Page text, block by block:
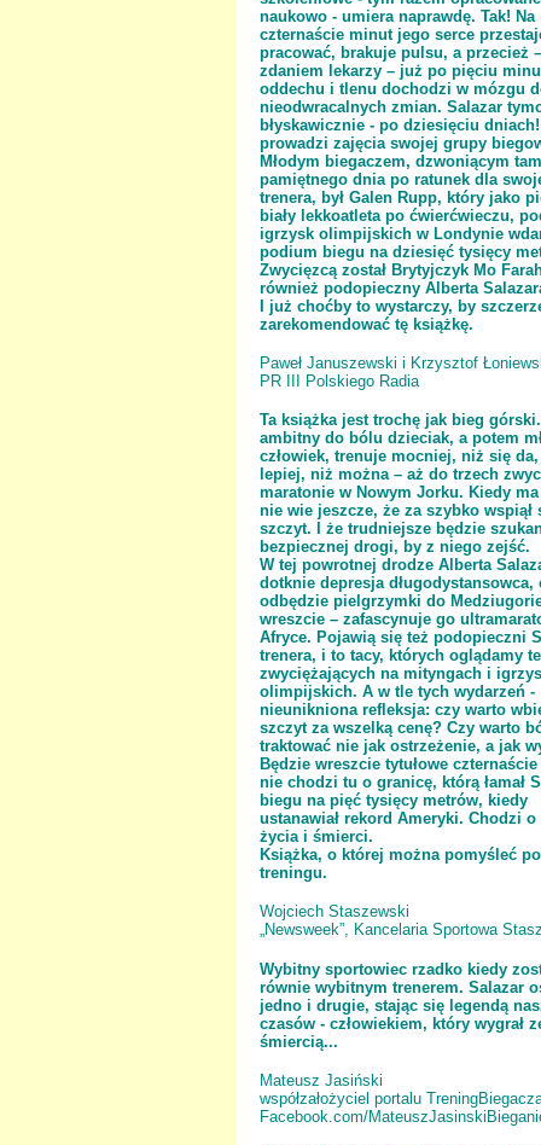
naukowo - umiera naprawdę. Tak! Na
czternaście minut jego serce
pracować, brakuje pulsu, a przecież –
zdaniem lekarzy – już po pięciu
oddechu i tlenu dochodzi w mózgu
nieodwracalnych zmian. Salazar
błyskawicznie - po dziesięciu
prowadzi zajęcia swojej grupy
Młodym biegaczem, dzwoniącym
pamiętnego dnia po ratunek dla
trenera, był Galen Rupp, który jako
biały lekkoatleta po ćwierćwieczu,
igrzysk olimpijskich w Londynie
podium biegu na dziesięć tysięcy
Zwycięzcą został Brytyjczyk Mo
również podopieczny Alberta
I już choćby to wystarczy, by
zarekomendować tę książkę.
Paweł Januszewski i Krzysztof
PR III Polskiego Radia
Ta książka jest trochę jak bieg
ambitny do bólu dzieciak, a potem
człowiek, trenuje mocniej, niż się
lepiej, niż można – aż do trzech
maratonie w Nowym Jorku. Kiedy
nie wie jeszcze, że za szybko wspiął
szczyt. I że trudniejsze będzie
bezpiecznej drogi, by z niego zejść.
W tej powrotnej drodze Alberta
dotknie depresja długodystansowca,
odbędzie pielgrzymki do
wreszcie – zafascynuje go
Afryce. Pojawią się też podopieczni
trenera, i to tacy, których oglądamy
zwyciężających na mityngach i
olimpijskich. A w tle tych wydarzeń -
nieunikniona refleksja: czy warto
szczyt za wszelką cenę? Czy warto
traktować nie jak ostrzeżenie, a jak
Będzie wreszcie tytułowe
nie chodzi tu o granicę, którą łamał
biegu na pięć tysięcy metrów, kiedy
ustanawiał rekord Ameryki. Chodzi o
życia i śmierci.
Książka, o której można pomyśleć
treningu.
Wojciech Staszewski
„Newsweek”, Kancelaria Sportowa
Wybitny sportowiec rzadko kiedy
równie wybitnym trenerem. Salazar
jedno i drugie, stając się legendą
czasów - człowiekiem, który wygrał
śmiercią...
Mateusz Jasiński
współzałożyciel portalu
Facebook.com/